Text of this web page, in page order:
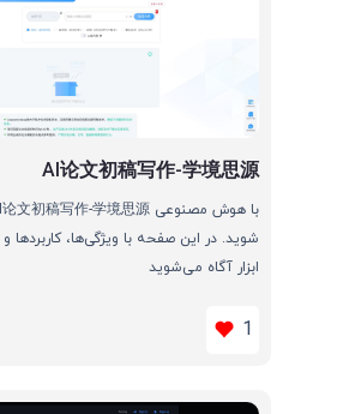
AI论文初稿写作-学境思源
شوید. در این صفحه با ویژگی‌ها، کاربردها
ابزار آگاه می‌شوید
1